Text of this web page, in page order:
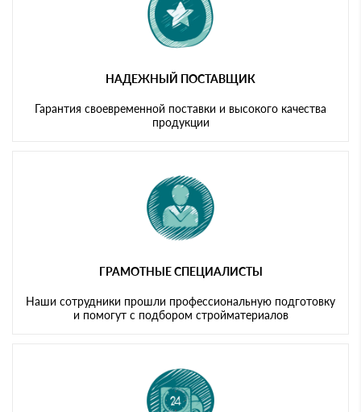
НАДЕЖНЫЙ ПОСТАВЩИК
Гарантия своевременной поставки и высокого качества
продукции
ГРАМОТНЫЕ СПЕЦИАЛИСТЫ
Наши сотрудники прошли профессиональную подготовку
и помогут с подбором стройматериалов